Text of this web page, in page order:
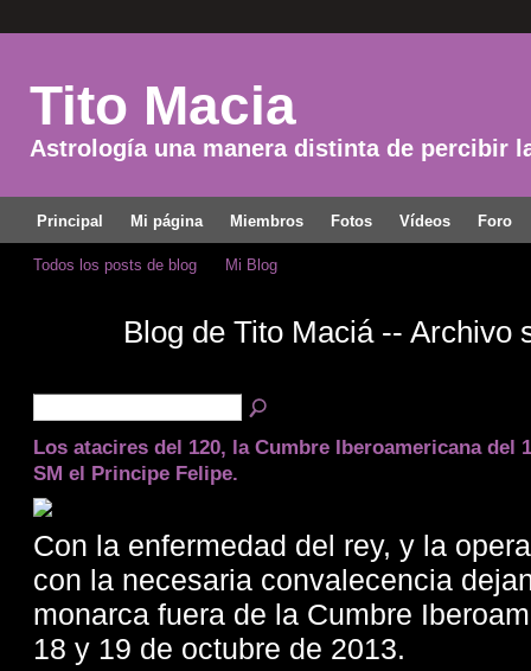
Tito Macia
Astrología una manera distinta de percibir
Principal Mi página Miembros Fotos Vídeos Foro
Todos los posts de blog Mi Blog
Blog de Tito Maciá -- Archivo
Los atacires del 120, la Cumbre Iberoamericana del
SM el Principe Felipe.
Con la enfermedad del rey, y la
con la necesaria convalecencia
monarca fuera de la Cumbre
18 y 19 de octubre de 2013.